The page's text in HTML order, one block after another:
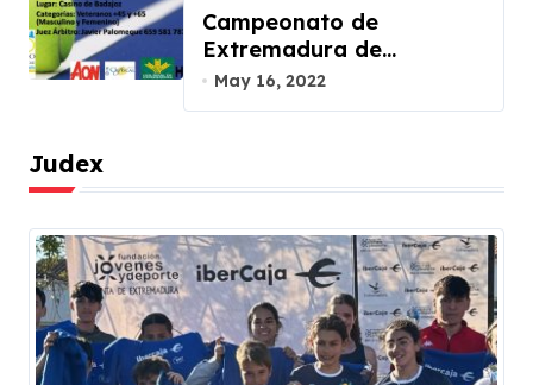
Campeonato de
Extremadura de
Veteranos +45 y +65 en el
May 16, 2022
Judex